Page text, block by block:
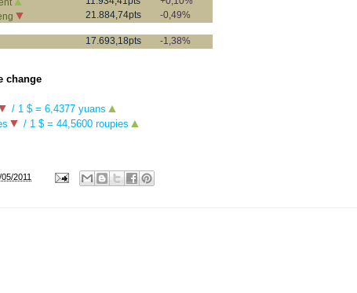
▼ 21.884,74pts -0,49%
17.693,18pts -1,38%
change
/ 1 $ = 6,4377 yuans ▲
▼ / 1 $ = 44,5600 roupies ▲
2011